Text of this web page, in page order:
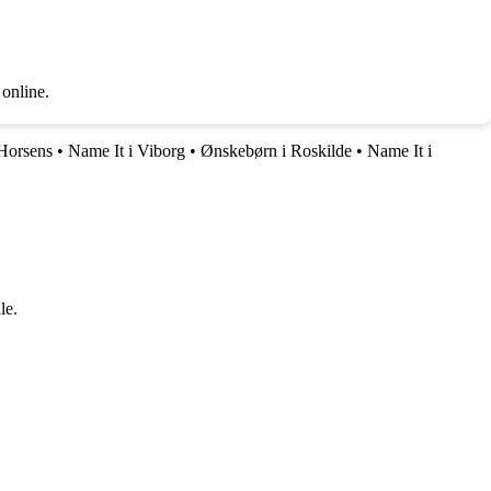
• Name It i Viborg • Ønskebørn i Roskilde • Name It i